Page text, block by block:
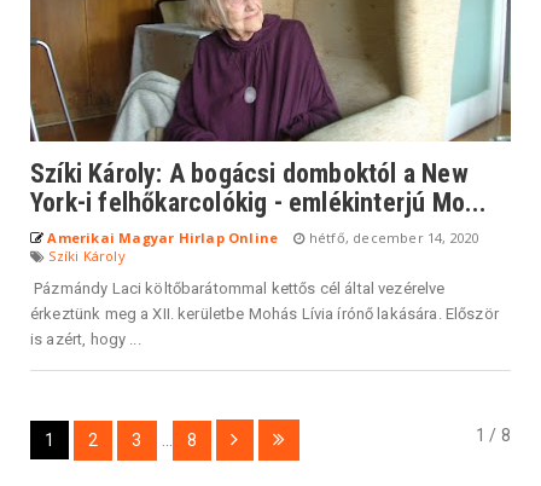
Szíki Károly: A bogácsi domboktól a New
York-i felhőkarcolókig - emlékinterjú Mo...
Amerikai Magyar Hirlap Online
hétfő, december 14, 2020
Szíki Károly
Pázmándy Laci költőbarátommal kettős cél által vezérelve
érkeztünk meg a XII. kerületbe Mohás Lívia írónő lakására. Először
is azért, hogy ...
1 / 8
1 2 3 8